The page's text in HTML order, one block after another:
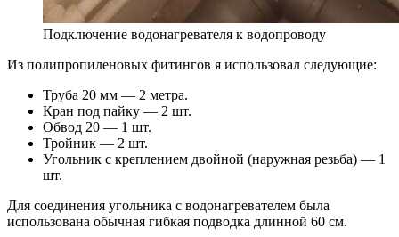
Подключение водонагревателя к водопроводу
Из полипропиленовых фитингов я использовал следующие:
Труба 20 мм — 2 метра.
Кран под пайку — 2 шт.
Обвод 20 — 1 шт.
Тройник — 2 шт.
Угольник с креплением двойной (наружная резьба) — 1
шт.
Для соединения угольника с водонагревателем была
использована обычная гибкая подводка длинной 60 см.